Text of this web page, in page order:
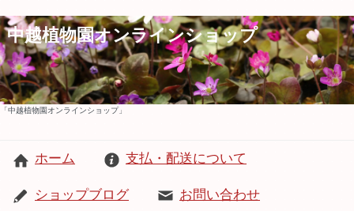
中越植物園オンラインショップ
「中越植物園オンラインショップ」
ホーム 支払・配送について
ショップブログ お問い合わせ